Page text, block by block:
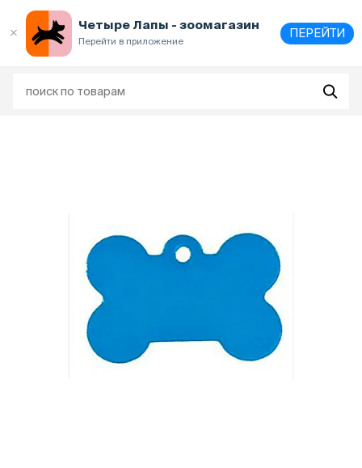
Четыре Лапы - зоомагазин
Перейти в приложение
ПЕРЕЙТИ